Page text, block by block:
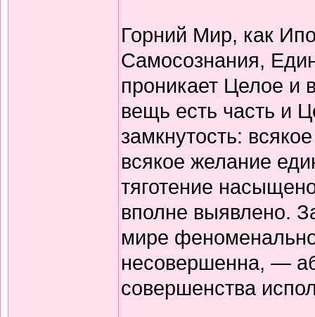
Горний Мир, как
Самосознания,
проникает Целое и
вещь есть часть и
замкнутость:
всякое желание
тяготение
вполне выявлено.
мире
несовершенна, —
совершенства